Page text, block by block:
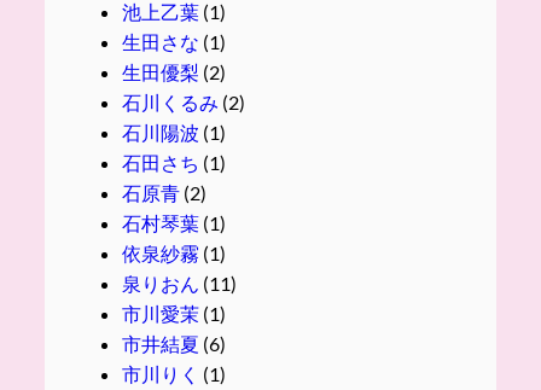
池上乙葉(1)
生田さな (1)
生田優梨 (2)
石川くるみ (2)
石川陽波 (1)
石田さち (1)
石原青(2)
石村琴葉(1)
依泉紗霧 (1)
泉りおん (11)
市川愛茉(1)
市井結夏 (6)
市川りく (1)